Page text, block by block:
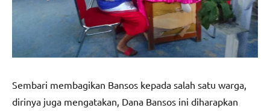
Sembari membagikan Bansos kepada salah satu warga,
dirinya juga mengatakan, Dana Bansos ini diharapkan